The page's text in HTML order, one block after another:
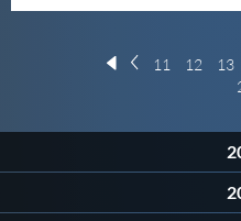
11 12 13